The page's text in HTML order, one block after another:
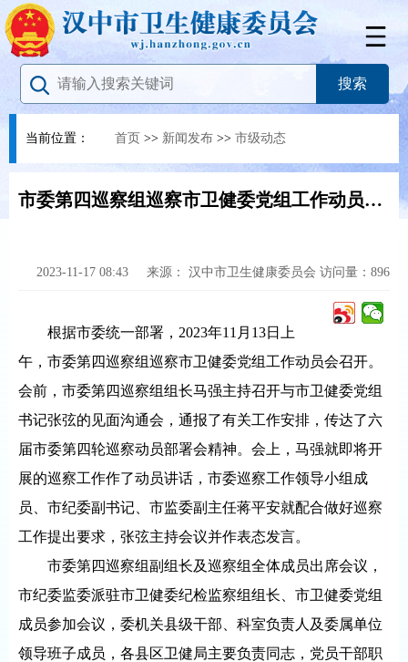
当前位置： 首页 >> 新闻发布 >> 市级动态
市委第四巡察组巡察市卫健委党组工作动员会召开
2023-11-17 08:43 来源： 汉中市卫生健康委员会 访问量： 896
根据市委统一部署，2023年11月13日上
午，市委第四巡察组巡察市卫健委党组工作动员会召开。
会前，市委第四巡察组组长马强主持召开与市卫健委党组
书记张弦的见面沟通会，通报了有关工作安排，传达了六
届市委第四轮巡察动员部署会精神。会上，马强就即将开
展的巡察工作作了动员讲话，市委巡察工作领导小组成
员、市纪委副书记、市监委副主任蒋平安就配合做好巡察
工作提出要求，张弦主持会议并作表态发言。
市委第四巡察组副组长及巡察组全体成员出席会议，
市纪委监委派驻市卫健委纪检监察组组长、市卫健委党组
成员参加会议，委机关县级干部、科室负责人及委属单位
领导班子成员，各县区卫健局主要负责同志，党员干部职